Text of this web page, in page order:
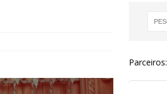
Parceiros: